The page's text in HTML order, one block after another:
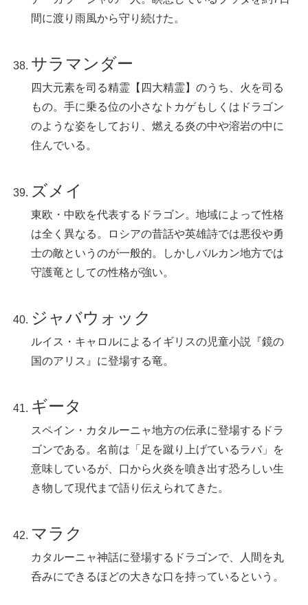
間に渡り雨風から守り続けた。
サラマンダー
四大元素を司る精霊【四大精霊】のうち、火を司る
もの。手に乗る位の小さなトカゲもしくはドラゴン
のような姿をしており、燃える炎の中や溶岩の中に
住んでいる。
ズメイ
東欧・中欧を代表するドラゴン。地域によって性格
は全く異なる。ロシアの昔話や英雄詩では悪役や勇
士の敵というのが一般的。しかしバルカン地方では
守護竜としての性格が強い。
ジャバウォック
ルイス・キャロルによるイギリスの児童小説『鏡の
国のアリス』に登場する竜。
ギータ
スペイン・カタルーニャ地方の伝承に登場するドラ
ゴンである。名前は「足を蹴り上げているラバ」を
意味しているが、口から火炎を噴き出す恐ろしい生
き物して現代まで語り伝えられてきた。
マラク
カタルーニャ神話に登場するドラゴンで、人間を丸
呑みにできるほどの大きな口を持っているという。